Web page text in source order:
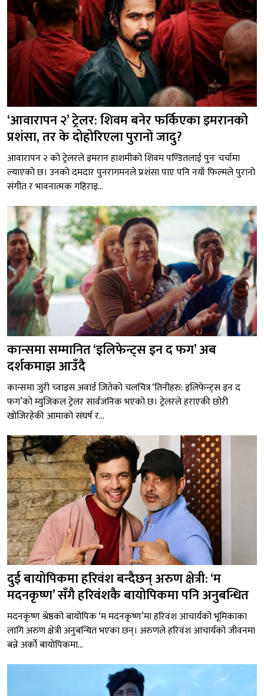
‘आवारापन २’ ट्रेलर: शिवम बनेर फर्किएका इमरानको
प्रशंसा, तर के दोहोरिएला पुरानो जादु?
आवारापन २ को ट्रेलरले इमरान हाशमीको शिवम पण्डितलाई पुनः चर्चामा
ल्याएको छ। उनको दमदार पुनरागमनले प्रशंसा पाए पनि नयाँ फिल्मले पुरानो
संगीत र भावनात्मक गहिराइ...
कान्समा सम्मानित ‘इलिफेन्ट्स इन द फग’ अब
दर्शकमाझ आउँदै
कान्समा जुरी च्वाइस अवार्ड जितेको चलचित्र ‘तिनीहरु: इलिफेन्ट्स इन द
फग’को म्युजिकल ट्रेलर सार्वजनिक भएको छ। ट्रेलरले हराएकी छोरी
खोजिरहेकी आमाको संघर्ष र...
दुई बायोपिकमा हरिवंश बन्दैछन् अरुण क्षेत्री: ‘म
मदनकृष्ण’ सँगै हरिवंशकै बायोपिकमा पनि अनुबन्धित
मदनकृष्ण श्रेष्ठको बायोपिक ‘म मदनकृष्ण’मा हरिवंश आचार्यको भूमिकाका
लागि अरुण क्षेत्री अनुबन्धित भएका छन्। अरुणले हरिवंश आचार्यको जीवनमा
बन्ने अर्को बायोपिकमा...